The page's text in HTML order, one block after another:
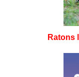
Ratons